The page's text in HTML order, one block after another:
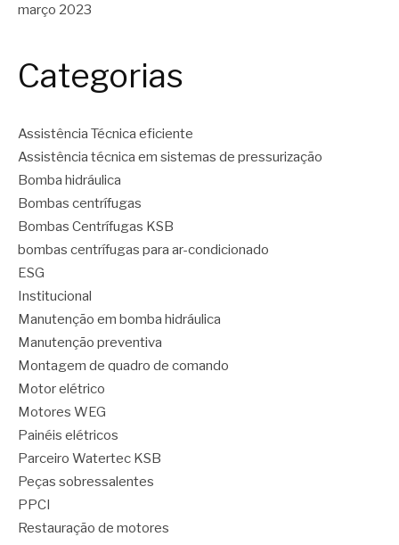
março 2023
Categorias
Assistência Técnica eficiente
Assistência técnica em sistemas de pressurização
Bomba hidráulica
Bombas centrífugas
Bombas Centrífugas KSB
bombas centrífugas para ar-condicionado
ESG
Institucional
Manutenção em bomba hidráulica
Manutenção preventiva
Montagem de quadro de comando
Motor elétrico
Motores WEG
Painéis elétricos
Parceiro Watertec KSB
Peças sobressalentes
PPCI
Restauração de motores